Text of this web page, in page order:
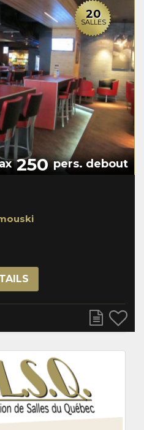
20
SALLES
250pers. debout